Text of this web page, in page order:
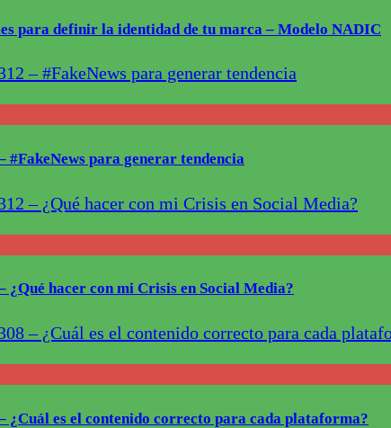
para definir la identidad de tu marca – Modelo NADIC
#FakeNews para generar tendencia
¿Qué hacer con mi Crisis en Social Media?
¿Cuál es el contenido correcto para cada plataforma?